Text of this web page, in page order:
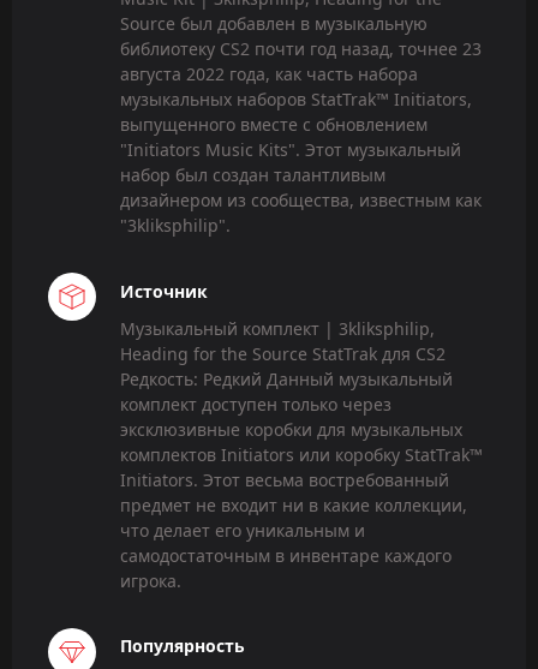
Source был добавлен в музыкальную
библиотеку CS2 почти год назад, точнее 23
августа 2022 года, как часть набора
музыкальных наборов StatTrak™ Initiators,
выпущенного вместе с обновлением
"Initiators Music Kits". Этот музыкальный
набор был создан талантливым
дизайнером из сообщества, известным как
"3kliksphilip".
Источник
Музыкальный комплект | 3kliksphilip,
Heading for the Source StatTrak для CS2
Редкость: Редкий Данный музыкальный
комплект доступен только через
эксклюзивные коробки для музыкальных
комплектов Initiators или коробку StatTrak™
Initiators. Этот весьма востребованный
предмет не входит ни в какие коллекции,
что делает его уникальным и
самодостаточным в инвентаре каждого
игрока.
Популярность